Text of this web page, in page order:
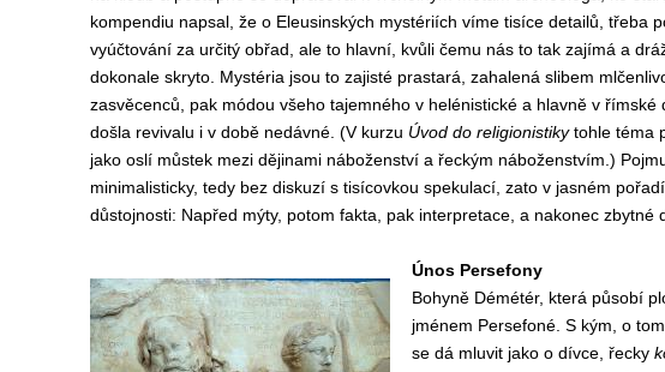
kompendiu napsal, že o Eleusinských mystériích víme tisíce detailů, třeba
vyúčtování za určitý obřad, ale to hlavní, kvůli čemu nás to tak zajímá a
dokonale skryto. Mystéria jsou to zajisté prastará, zahalená slibem
zasvěcenců, pak módou všeho tajemného v helénistické a hlavně v římské
došla revivalu i v době nedávné. (V kurzu Úvod do religionistikytohle téma
jako oslí můstek mezi dějinami náboženství a řeckým náboženstvím.)
minimalisticky, tedy bez diskuzí s tisícovkou spekulací, zato v jasném
důstojnosti: Napřed mýty, potom fakta, pak interpretace, a nakonec zbytné
Únos Persefony
Bohyně Démétér, která působí
jménem Persefoné. S kým, o
se dá mluvit jako o dívce, řecky